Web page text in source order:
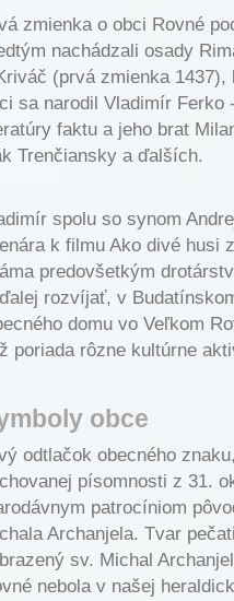
zmienka o obci Rovné
nachádzali osady
(prvá zmienka
sa narodil Vladimír
faktu a jeho brat
Trenčiansky a ďalších.
spolu so synom
k filmu Ako divé husi
predovšetkým
rozvíjať, v
domu vo Veľkom
poriada rôzne kultúrne
obce
odtlačok obecného
písomnosti z 31.
patrocíniom
Archanjela. Tvar
sv. Michal
nebola v našej